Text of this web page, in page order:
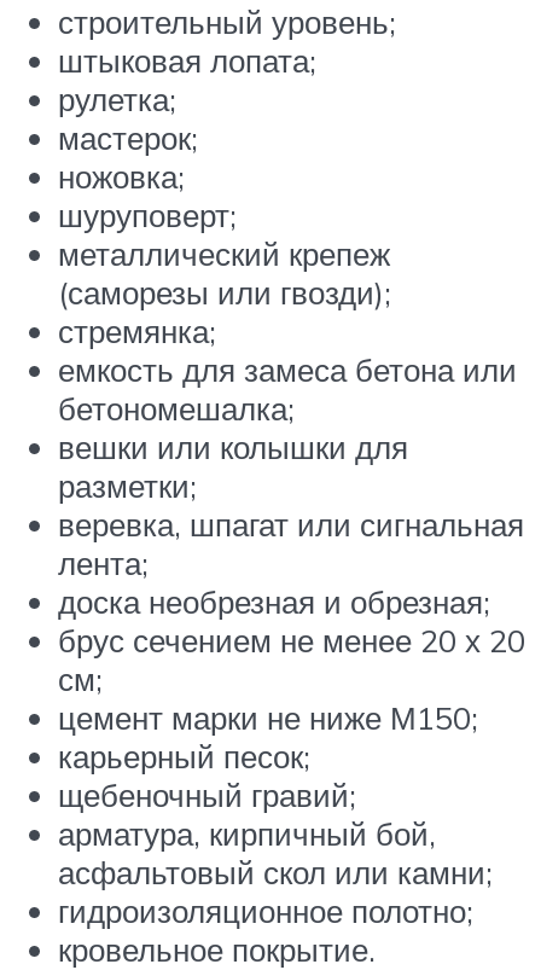
строительный уровень;
штыковая лопата;
рулетка;
мастерок;
ножовка;
шуруповерт;
металлический крепеж
(саморезы или гвозди);
стремянка;
емкость для замеса бетона или
бетономешалка;
вешки или колышки для
разметки;
веревка, шпагат или сигнальная
лента;
доска необрезная и обрезная;
брус сечением не менее 20 х 20
см;
цемент марки не ниже М150;
карьерный песок;
щебеночный гравий;
арматура, кирпичный бой,
асфальтовый скол или камни;
гидроизоляционное полотно;
кровельное покрытие.